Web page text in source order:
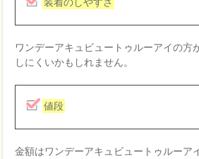
ワンデーアキュビュートゥルーアイの方
しにくいかもしれません。
値段
金額はワンデーアキュビュートゥルーア